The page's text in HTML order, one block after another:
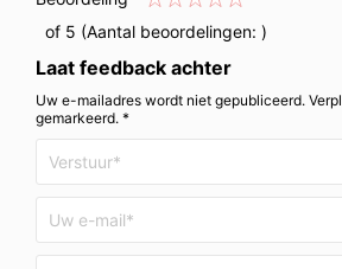
of 5 (Aantal beoordelingen: )
Laat feedback achter
Uw e-mailadres wordt niet gepubliceerd.
gemarkeerd. *